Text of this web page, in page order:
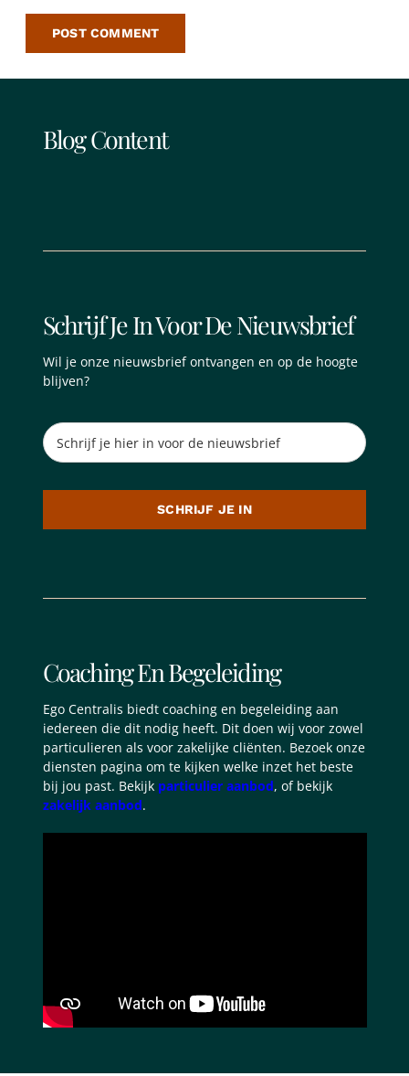
Blog Content
Schrijf Je In Voor De Nieuwsbrief
Wil je onze nieuwsbrief ontvangen en op de hoogte
blijven?
SCHRIJF JE IN
Coaching En Begeleiding
Ego Centralis biedt coaching en begeleiding aan
iedereen die dit nodig heeft. Dit doen wij voor zowel
particulieren als voor zakelijke cliënten. Bezoek onze
diensten pagina om te kijken welke inzet het beste
bij jou past. Bekijkparticulier aanbod, of bekijk
zakelijk aanbod.